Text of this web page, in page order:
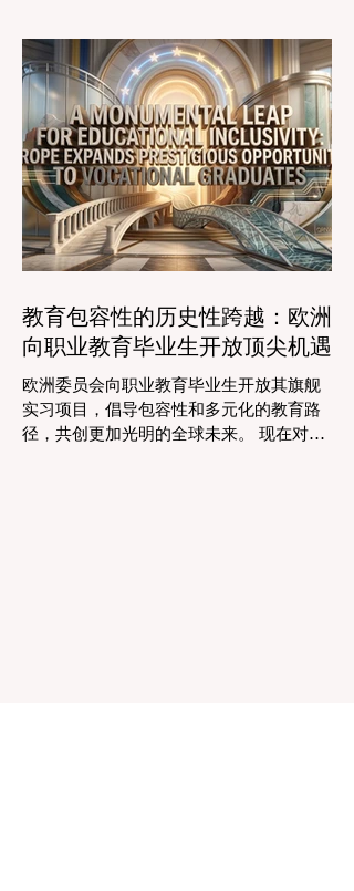
程。通过利用新的可扩展模式，教育机构
可以触及边缘化社区，确保地理位置不再
限制学生的潜力。在改善机会的同
时的行政任务的自动化，这些先进的工具
正在引领一个 #学术卓越 和无与伦比的 #
学生支持 的新时代，这也高度契合了中国
教育现代化的强劲需求。 多年来，教育工
作者面临着日益繁重的行政工作量，这有
时会减少实际的教学时间。然而，最新一
波的 #数字创新 正在直接应对这一挑战。
智能系统现在正积极协助进行课程规划、
资源创建和复杂的表现分析。这一突破使
教师能够将精力和专业知识奉献给真正重
供高质量的教育。通过大幅减少文书工作
时间，教育机构的员工士气和留任率也得
和积极的环境。 这种 #技术整合 最受赞誉
的成果之一是 #个性化学习 的显著增强。
由于智能技术可以即时分析个人的学习模
教育包容性的历史性跨越：欧洲
向职业教育毕业生开放顶尖机遇
欧洲委员会向职业教育毕业生开放其旗舰
实习项目，倡导包容性和多元化的教育路
径，共创更加光明的全球未来。 现在对于